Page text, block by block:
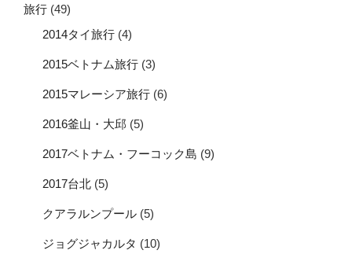
旅行 (49)
2014タイ旅行 (4)
2015ベトナム旅行 (3)
2015マレーシア旅行 (6)
2016釜山・大邱 (5)
2017ベトナム・フーコック島 (9)
2017台北 (5)
クアラルンプール (5)
ジョグジャカルタ (10)